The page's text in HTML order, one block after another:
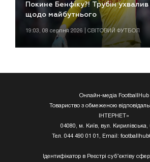
Покине Бенфіку?! Трубін
щодо майбутнього
19:03, 08 серпня 2026 | СВІТОВИЙ ФУТБОЛ
Онлайн-медіа FootballHub
Товариство з обмеженою
ІНТЕРНЕТ»
04080, м. Київ, вул. Кирилівська,
Тел. 044 490 01 01, Email:
Ідентифікатор в Реєстрі суб’єктіву